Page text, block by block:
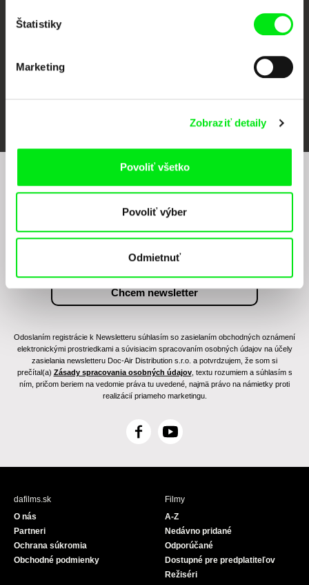
Štatistiky
Marketing
Zobraziť detaily
Povoliť všetko
Povoliť výber
Odmietnuť
FIDMarseille Ji.hlava IDFF Visions du Réel
Chcete byť pravidelne informovaní o našom
Odoslaním registrácie k Newsletteru súhlasím so zasielaním obchodných oznámení
elektronickými prostriedkami a súvisiacim spracovaním osobných údajov na účely
zasielania newsletteru Doc-Air Distribution s.r.o. a potvrdzujem, že som si
prečítal(a) Zásady spracovania osobných údajov, textu rozumiem a súhlasím s
ním, pričom beriem na vedomie práva tu uvedené, najmä právo na námietky proti
realizácií priameho marketingu.
F
c
Y
u
e
dafilms.sk
O nás
Partneri
Ochrana súkromia
Obchodné podmienky
Filmy
A-Z
Nedávno pridané
Odporúčané
Dostupné pre predplatiteľov
Režiséri